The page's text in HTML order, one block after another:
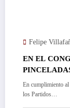
Felipe
EN EL
SEGUNDO
PIMENTEL
En cumplimiento
los Partidos…